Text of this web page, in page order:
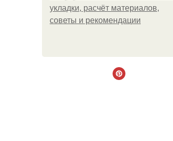
укладки, расчёт материалов,
советы и рекомендации